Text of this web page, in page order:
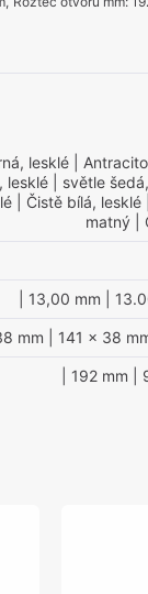
lesklé |
lesklé | světle
| Čistě bílá, lesklé
matný |
| 13,00 mm |
mm | 141 x 38
| 192 mm |